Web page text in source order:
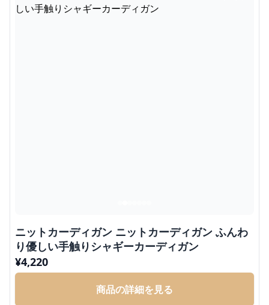
ニットカーディガン ニットカーディガン ふんわ
り優しい手触りシャギーカーディガン
¥4,220
商品の詳細を見る